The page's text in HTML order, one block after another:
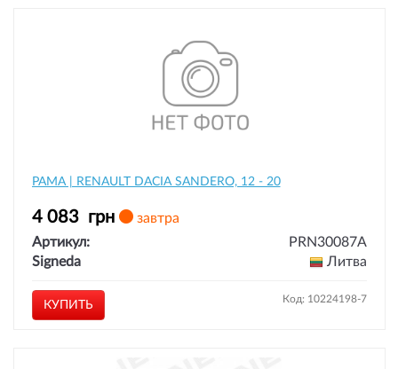
РАМА | RENAULT DACIA SANDERO, 12 - 20
4 083 грн
завтра
Артикул:
PRN30087A
Signeda
Литва
КУПИТЬ Код: 10224198-7